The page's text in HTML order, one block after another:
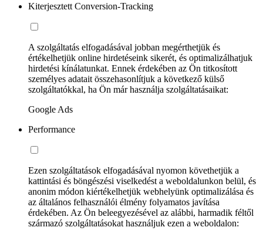
Kiterjesztett Conversion-Tracking
A szolgáltatás elfogadásával jobban megérthetjük és
értékelhetjük online hirdetéseink sikerét, és optimalizálhatjuk
hirdetési kínálatunkat. Ennek érdekében az Ön titkosított
személyes adatait összehasonlítjuk a következő külső
szolgáltatókkal, ha Ön már használja szolgáltatásaikat:
Google Ads
Performance
Ezen szolgáltatások elfogadásával nyomon követhetjük a
kattintási és böngészési viselkedést a weboldalunkon belül, és
anonim módon kiértékelhetjük webhelyünk optimalizálása és
az általános felhasználói élmény folyamatos javítása
érdekében. Az Ön beleegyezésével az alábbi, harmadik féltől
származó szolgáltatásokat használjuk ezen a weboldalon: